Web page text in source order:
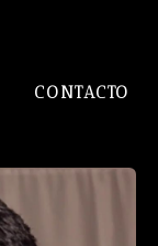
CONTACTO